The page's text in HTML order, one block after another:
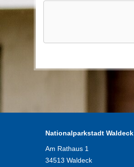
Nationalparkstadt Waldeck
Am Rathaus 1
34513 Waldeck